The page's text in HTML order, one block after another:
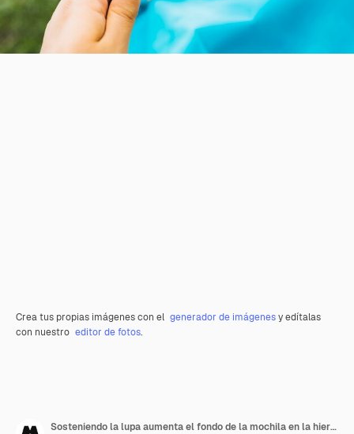
Crea tus propias imágenes con el generador de imágenesy edítalas
con nuestro editor de fotos.
Sosteniendo la lupa aumenta el fondo de la mochila en la hierba